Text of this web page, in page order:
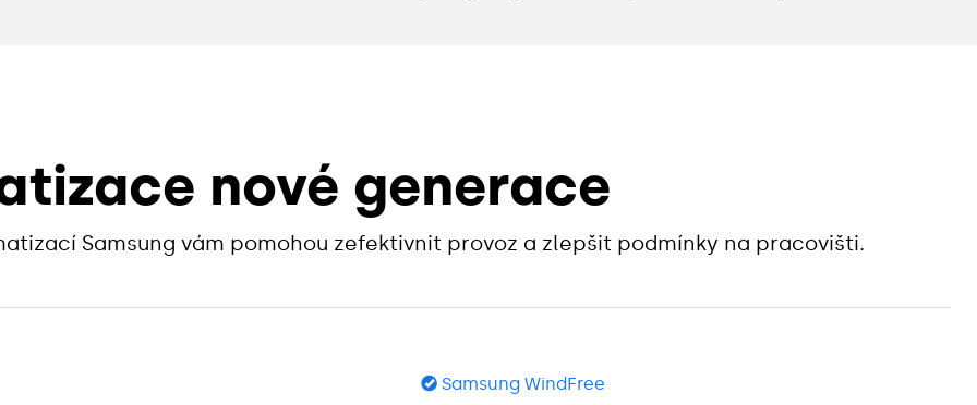
nové generace
Samsung vám pomohou zefektivnit provoz a zlepšit podmínky na pracovišti.
© Samsung WindFree